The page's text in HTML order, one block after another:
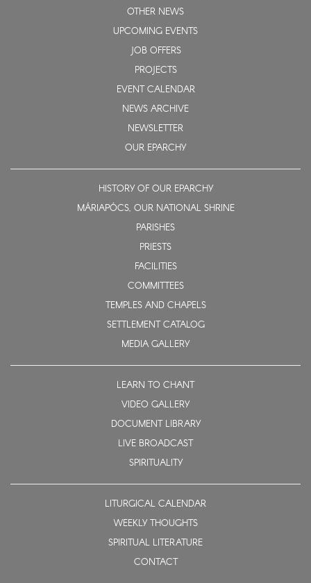
OTHER NEWS
UPCOMING EVENTS
JOB OFFERS
PROJECTS
EVENT CALENDAR
NEWS ARCHIVE
NEWSLETTER
OUR EPARCHY
HISTORY OF OUR EPARCHY
MÁRIAPÓCS, OUR NATIONAL SHRINE
PARISHES
PRIESTS
FACILITIES
COMMITTEES
TEMPLES AND CHAPELS
SETTLEMENT CATALOG
MEDIA GALLERY
LEARN TO CHANT
VIDEO GALLERY
DOCUMENT LIBRARY
LIVE BROADCAST
SPIRITUALITY
LITURGICAL CALENDAR
WEEKLY THOUGHTS
SPIRITUAL LITERATURE
CONTACT